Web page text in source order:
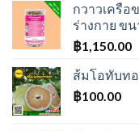
กวาวเครือ
ร่างกาย ข
฿1,150.00
ส้มโอทับท
฿100.00